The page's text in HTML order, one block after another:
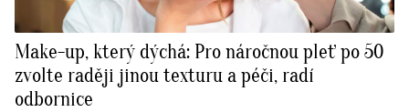
Make-up, který dýchá: Pro náročnou pleť po 50
zvolte raději jinou texturu a péči, radí
odbornice